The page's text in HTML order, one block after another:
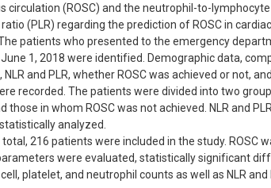
circulation (ROSC) and the neutrophil-to-
(PLR) regarding the prediction of ROSC in
The patients who presented to the emergency
1, 2018 were identified. Demographic data,
and PLR, whether ROSC was achieved or not,
recorded. The patients were divided into two
those in whom ROSC was not achieved. NLR and
analyzed.
total, 216 patients were included in the study. ROSC
were evaluated, statistically significant
platelet, and neutrophil counts as well as NLR